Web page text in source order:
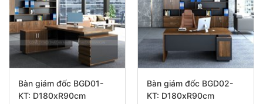
Bàn giám đốc BGD01-
KT: D180xR90cm
Bàn giám đốc BGD02-
KT: D180xR90cm